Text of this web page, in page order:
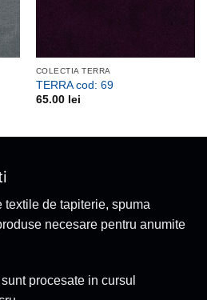
COLECTIA TERRA
TERRA cod: 69
65.00 lei
de tapiterie, spuma
necesare pentru anumite
procesate in cursul